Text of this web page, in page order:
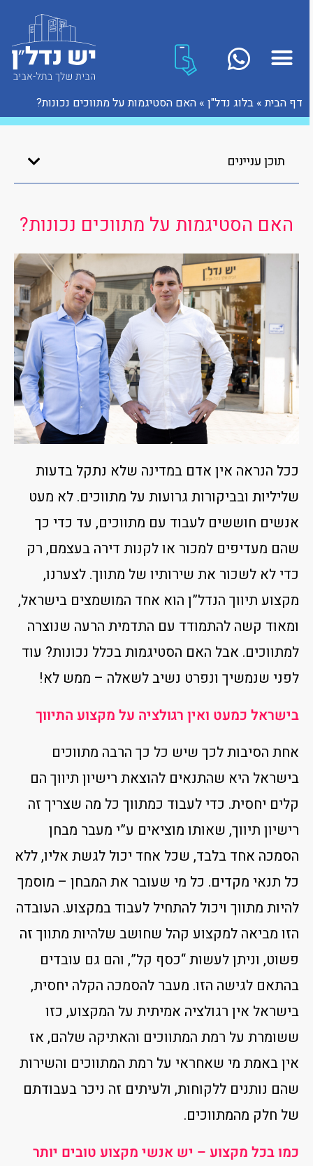
דף הבית» בלוג נדל"ן» האם הסטיגמות על מתווכים נכונות?
תוכן עניינים
האם הסטיגמות על מתווכים נכונות?
ככל הנראה אין אדם במדינה שלא נתקל בדעות
שליליות ובביקורות גרועות על מתווכים. לא מעט
אנשים חוששים לעבוד עם מתווכים, עד כדי כך
שהם מעדיפים למכור או לקנות דירה בעצמם, רק
כדי לא לשכור את שירותיו של מתווך. לצערנו,
מקצוע תיווך הנדל”ן הוא אחד המושמצים בישראל,
ומאוד קשה להתמודד עם התדמית הרעה שנוצרה
למתווכים. אבל האם הסטיגמות בכלל נכונות? עוד
לפני שנמשיך ונפרט נשיב לשאלה – ממש לא!
בישראל כמעט ואין רגולציה על מקצוע התיווך
אחת הסיבות לכך שיש כל כך הרבה מתווכים
בישראל היא שהתנאים להוצאת רישיון תיווך הם
קלים יחסית. כדי לעבוד כמתווך כל מה שצריך זה
רישיון תיווך, שאותו מוציאים ע”י מעבר מבחן
הסמכה אחד בלבד, שכל אחד יכול לגשת אליו, ללא
כל תנאי מקדים. כל מי שעובר את המבחן – מוסמך
להיות מתווך ויכול להתחיל לעבוד במקצוע. העובדה
הזו מביאה למקצוע קהל שחושב שלהיות מתווך זה
פשוט, וניתן לעשות “כסף קל”, והם גם עובדים
בהתאם לגישה הזו. מעבר להסמכה הקלה יחסית,
בישראל אין רגולציה אמיתית על המקצוע, כזו
ששומרת על רמת המתווכים והאתיקה שלהם, אז
אין באמת מי שאחראי על רמת המתווכים והשירות
שהם נותנים ללקוחות, ולעיתים זה ניכר בעבודתם
של חלק מהמתווכים.
כמו בכל מקצוע – יש אנשי מקצוע טובים יותר